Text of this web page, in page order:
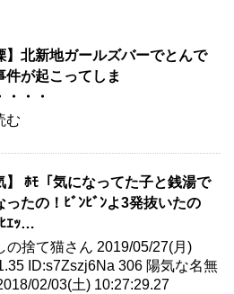
】北新地ガールズバーでとんで
件が起こってしま
・・・
む
】 ﾎﾓ「気になってた子と銭湯で
ったの！ﾋﾞﾝﾋﾞﾝよ3発抜いたの
ｴｯ…
の捨て猫さん 2019/05/27(月)
ID:s7Zszj6Na 306 陽気な名無
02/03(土) 10:27:29.27